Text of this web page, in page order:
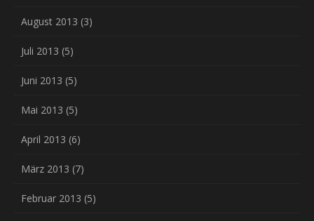
August 2013 (3)
Juli 2013 (5)
Juni 2013 (5)
Mai 2013 (5)
April 2013 (6)
März 2013 (7)
Februar 2013 (5)